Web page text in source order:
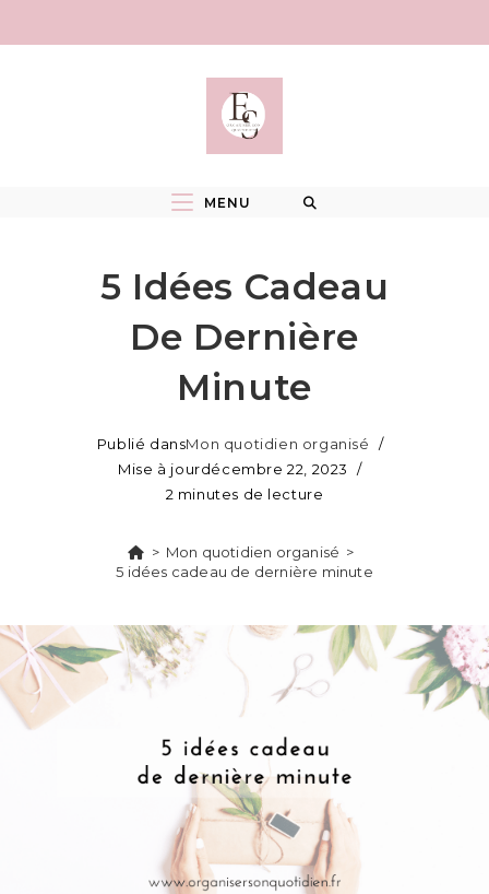
MENU
5 Idées Cadeau
De Dernière
Minute
Publié dansMon quotidien organisé
Mise à jourdécembre 22, 2023
2 minutes de lecture
> Mon quotidien organisé >
5 idées cadeau de dernière minute